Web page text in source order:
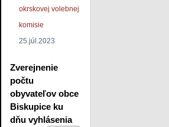
okrskovej volebnej
komisie
25.júl.2023
Zverejnenie
počtu
obyvateľov obce
Biskupice ku
dňu vyhlásenia